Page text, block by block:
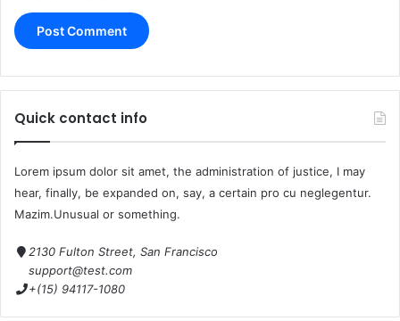
Quick contact info
Lorem ipsum dolor sit amet, the administration of justice, I may
hear, finally, be expanded on, say, a certain pro cu neglegentur.
Mazim.Unusual or something.
2130 Fulton Street, San Francisco
support@test.com
+(15) 94117-1080